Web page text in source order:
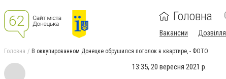
Головна
Вакансии Дозвілля
Головна В оккупированном Донецке обрушился потолок в квартире, - ФОТО
13:35, 20 вересня 2021 р.